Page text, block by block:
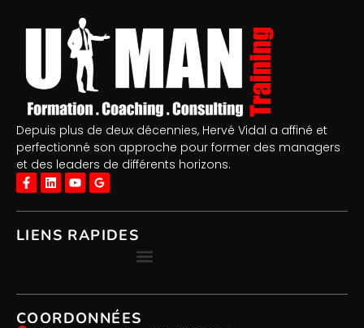
Depuis plus de deux décennies, Hervé Vidal a affiné et
perfectionné son approche pour former des managers
et des leaders de différents horizons.
LIENS RAPIDES
COORDONNÉES